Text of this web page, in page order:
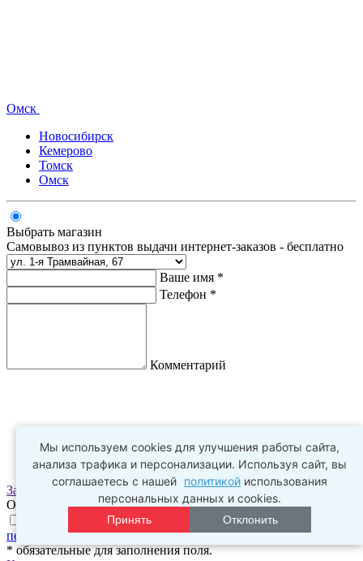
Омск
Новосибирск
Кемерово
Томск
Омск
Выбрать магазин
Самовывоз из пунктов выдачи интернет-заказов - бесплатно
Ваше имя *
Телефон *
Комментарий
Заказать
Оплата заказа происходит в пункте выдачи
Нажимая на галочку, я соглашаюсь сусловиями обработки
персональных данныхиполитикой конфиденциальности
* обязательные для заполнения поля.
Мы используем cookies для улучшения работы сайта,
анализа трафика и персонализации. Используя сайт, вы
соглашаетесь с нашей политикой использования
персональных данных и cookies.
Принять Отклонить